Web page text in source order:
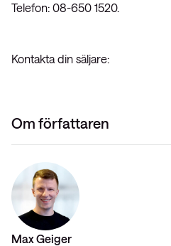
Telefon: 08-650 1520.
Kontakta din säljare:
Om författaren
Max Geiger